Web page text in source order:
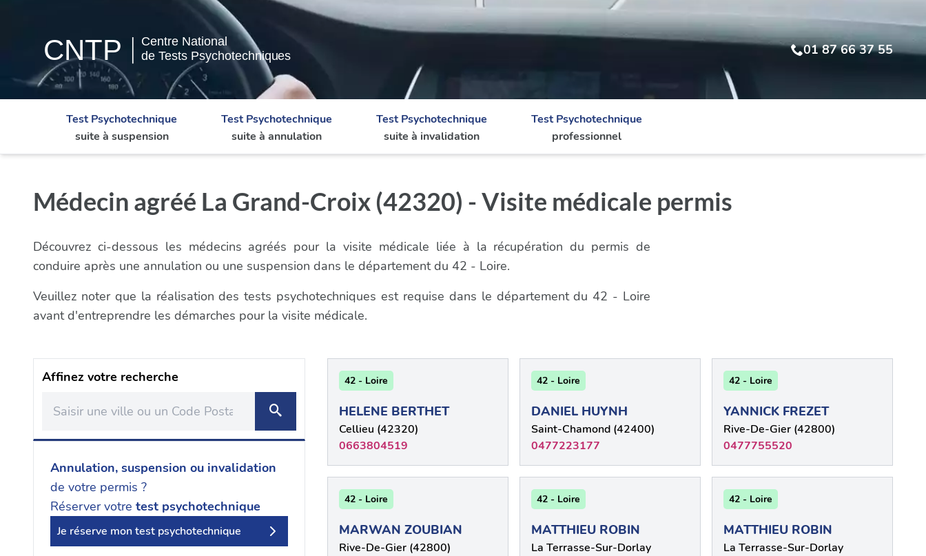
01 87 66 37 55
Test Psychotechnique
suite à suspension
Test Psychotechnique
suite à annulation
Test Psychotechnique
suite à invalidation
Test Psychotechnique
professionnel
Médecin agréé La Grand-Croix (42320) - Visite médicale permis
Découvrez ci-dessous les médecins agréés pour la visite médicale liée à la récupération du permis de
conduire après une annulation ou une suspension dans le département du 42 - Loire.
Veuillez noter que la réalisation des tests psychotechniques est requise dans le département du 42 - Loire
avant d'entreprendre les démarches pour la visite médicale.
Affinez votre recherche
Annulation, suspension ou invalidation
de votre permis ?
Réserver votre test psychotechnique
Je réserve mon test psychotechnique
42 - Loire
HELENE BERTHET
Cellieu (42320)
0663804519
42 - Loire
DANIEL HUYNH
Saint-Chamond (42400)
0477223177
42 - Loire
YANNICK FREZET
Rive-De-Gier (42800)
0477755520
42 - Loire
MARWAN ZOUBIAN
Rive-De-Gier (42800)
42 - Loire
MATTHIEU ROBIN
La Terrasse-Sur-Dorlay
42 - Loire
MATTHIEU ROBIN
La Terrasse-Sur-Dorlay